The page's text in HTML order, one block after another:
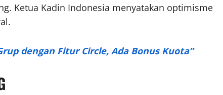
Ketua Kadin Indonesia menyatakan optimisme
dengan Fitur Circle, Ada Bonus Kuota”